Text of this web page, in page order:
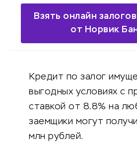
Взять онлайн
от Норвик
Кредит по залог
выгодных условиях с
ставкой от 8.8% на
заемщики могут
млн рублей.